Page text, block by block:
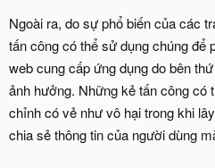
Ngoài ra, do sự phổ biến của các
tấn công có thể sử dụng chúng để
web cung cấp ứng dụng do bên
ảnh hưởng. Những kẻ tấn công có
chỉnh có vẻ như vô hại trong khi
chia sẻ thông tin của người dùng